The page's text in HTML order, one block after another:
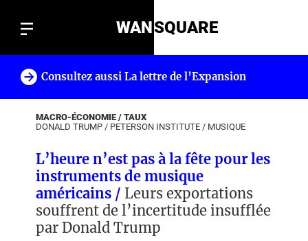
WANSQUARE
Consultez aussi La lettre de l’Expansion
MACRO-ÉCONOMIE / TAUX
DONALD TRUMP / PETERSON INSTITUTE / MUSIQUE
L’heure n’est pas à la fête pour les
instruments de musique
américains / Leurs exportations
souffrent de l’incertitude insufflée
par Donald Trump